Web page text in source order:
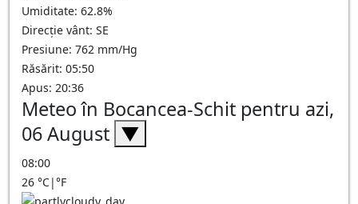
Umiditate: 62.8%
Direcție vânt: SE
Presiune: 762 mm/Hg
Răsărit: 05:50
Apus: 20:36
Meteo în Bocancea-Schit pentru azi,
06 August ▼
08:00
26 °C|°F